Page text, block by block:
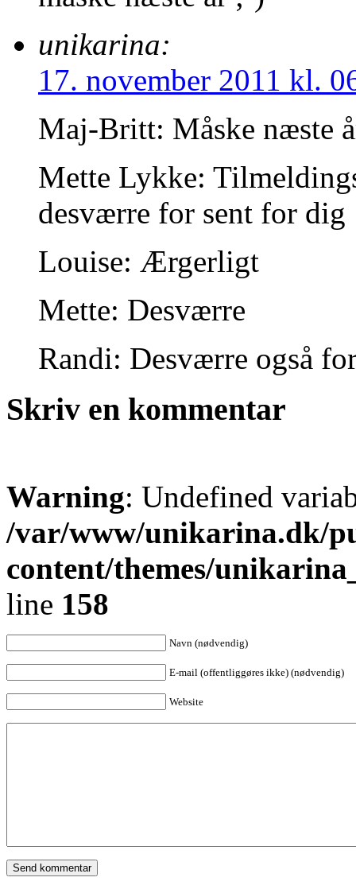
unikarina:
17. november 2011 kl.
Maj-Britt: Måske næste
Mette Lykke:
desværre for sent for dig
Louise: Ærgerligt
Mette: Desværre
Randi: Desværre også
Skriv en kommentar
Warning: Undefined
/var/www/unikarina.dk/
content/themes/
line 158
Navn (nødvendig)
E-mail (offentliggøres ikke) (nødvendig)
Website